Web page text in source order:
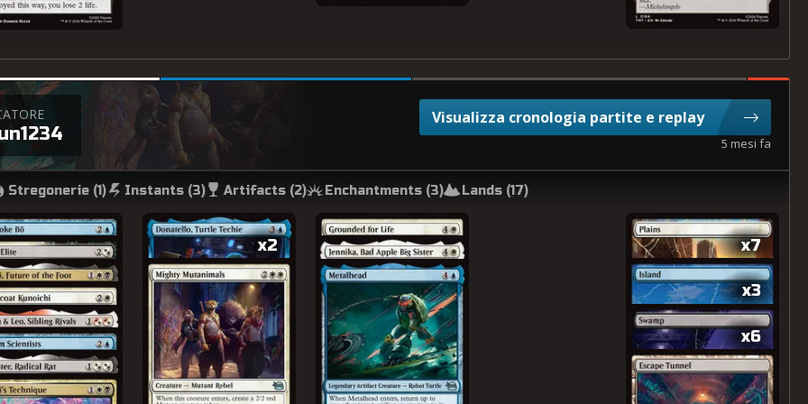
Visualizza cronologia partite e replay
5 mesi fa
Stregonerie (1) Instants (3) Artifacts (2) Enchantments (3) Lands (17)
x2 x7
x3
x6